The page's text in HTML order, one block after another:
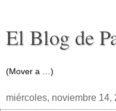
El Blog de
miércoles, noviembre 14,